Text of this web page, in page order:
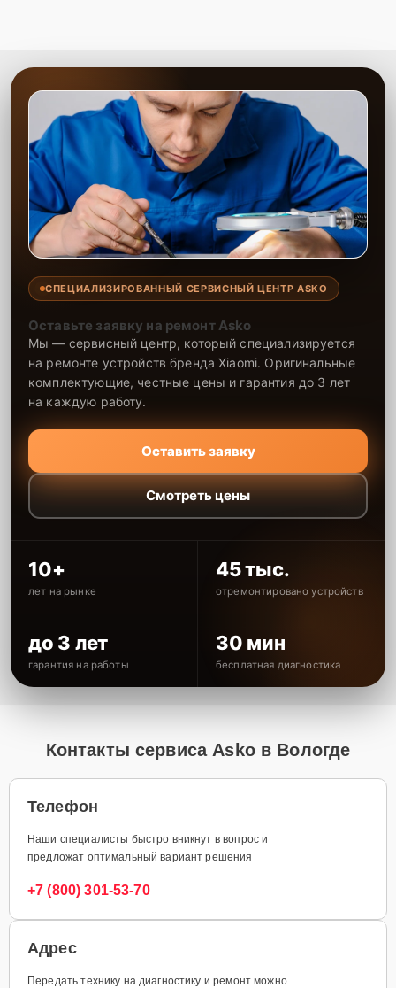
СПЕЦИАЛИЗИРОВАННЫЙ СЕРВИСНЫЙ ЦЕНТР ASKO
Оставьте заявку на ремонт Asko
Мы — сервисный центр, который специализируется
на ремонте устройств бренда Xiaomi. Оригинальные
комплектующие, честные цены и гарантия до 3 лет
на каждую работу.
Оставить заявку
Смотреть цены
10+
лет на рынке
45 тыс.
отремонтировано устройств
до 3 лет
гарантия на работы
30 мин
бесплатная диагностика
Контакты сервиса Asko в Вологде
Телефон
Наши специалисты быстро вникнут в вопрос и
предложат оптимальный вариант решения
+7 (800) 301-53-70
Адрес
Передать технику на диагностику и ремонт можно